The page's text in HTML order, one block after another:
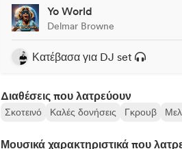
Yo World
Delmar Browne
Κατέβασα για DJ set
Διαθέσεις που λατρεύουν
Σκοτεινό Καλές δονήσεις Γκρουβ
Μουσικά χαρακτηριστικά που